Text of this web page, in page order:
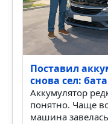
Поставил
снова сел:
Аккумулятор
понятно. Чаще
машина